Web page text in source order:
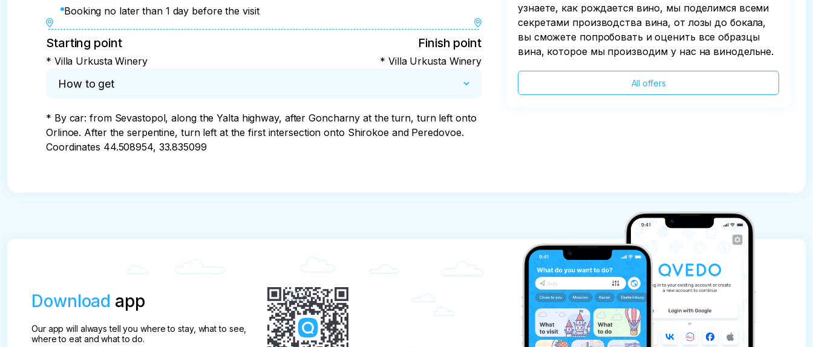
Booking no later than 1 day before the visit
Starting point
* Villa Urkusta Winery
Finish point
* Villa Urkusta Winery
How to get
* By car: from Sevastopol, along the Yalta highway, after Goncharny at the turn, turn left onto
Orlinoe. After the serpentine, turn left at the first intersection onto Shirokoe and Peredovoe.
Coordinates 44.508954, 33.835099
узнаете, как рождается вино, мы поделимся всеми
секретами производства вина, от лозы до бокала,
вы сможете попробовать и оценить все образцы
вина, которое мы производим у нас на винодельне.
All offers
Download app
Our app will always tell you where to stay, what to see,
where to eat and what to do.